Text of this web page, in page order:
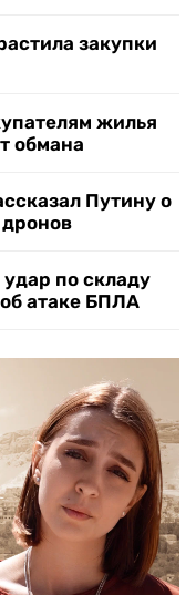
закупки
жилья
обмана
Путину о
по складу
атаке БПЛА